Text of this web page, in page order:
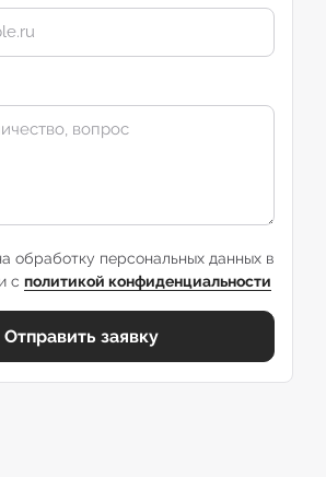
обработку персональных данных в
с политикой конфиденциальности
Отправить заявку